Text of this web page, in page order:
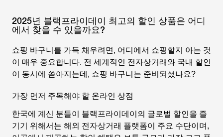
2025년 블랙프라이데이 최고의 할인 상품은 어디
에서 찾을 수 있을까요?
쇼핑 바구니를 가득 채우려면, 어디에서 쇼핑할지 아는 것
이 매우 중요합니다. 전 세계적인 전자상거래와 국내 할인
이 동시에 쏟아지는데, 쇼핑 바구니는 준비되셨나요?
가장 먼저 주목해야 할 온라인 상점
한국에 계신 분들이 블랙프라이데이의 글로벌 할인을 즐
기기 위해서는 해외 전자상거래 플랫폼이 주요 수단이며,